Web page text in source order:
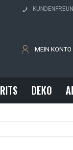
MEIN KONTO
DEKO